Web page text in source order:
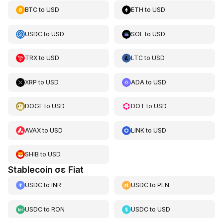
BTCto USD ETH toUSD
USDCto USD SOL toUSD
TRXto USD LTCtoUSD
XRP to USD ADA toUSD
DOGEto USD DOT toUSD
AVAXto USD LINKtoUSD
SHIB to USD
Stablecoin σε Fiat
USDCto INR USDCtoPLN
USDCto RON USDCtoUSD